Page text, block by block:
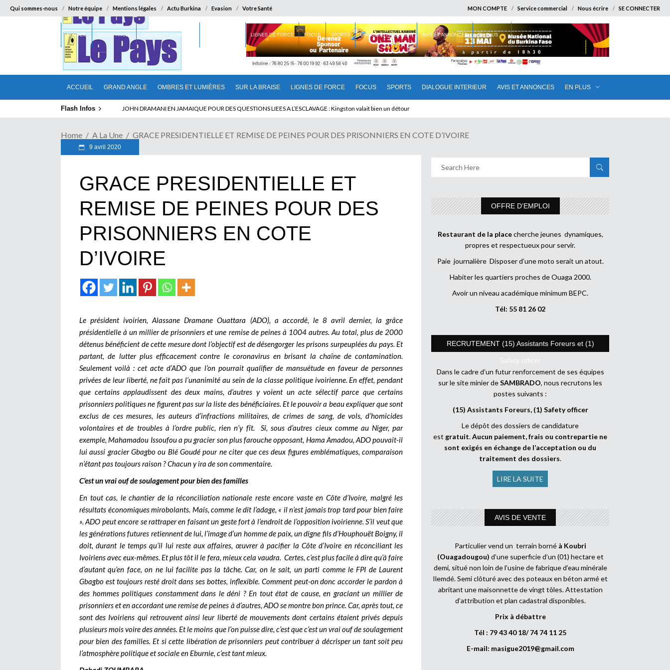
Qui sommes-nous Notre équipe Mentions légales Actu Burkina Evasion Votre Santé MON COMPTE Service commercial Nous écrire SE CONNECTER
ACCUEIL GRAND ANGLE OMBRES ET LUMIÈRES SUR LA BRAISE LIGNES DE FORCE FOCUS SPORTS DIALOGUE INTERIEUR AVIS ET ANNONCES EN PLUS
ACCUEIL GRAND ANGLE OMBRES ET LUMIÈRES LIGNES DE FORCE FOCUS SPORTS DIALOGUE INTERIEUR AVIS ET ANNONCES EN PLUS
Flash Infos ELECTION DE TALON A LA TETE DU SENAT BENINOIS : Quand Patrice quitte le pouvoir sans partir !
Home A La Une GRACE PRESIDENTIELLE ET REMISE DE PEINES POUR DES PRISONNIERS EN COTE D’IVOIRE
9 avril 2020
GRACE PRESIDENTIELLE ET
REMISE DE PEINES POUR DES
PRISONNIERS EN COTE
D’IVOIRE
Le président ivoirien, Alassane Dramane Ouattara (ADO), a accordé, le 8 avril dernier, la grâce
présidentielle à un millier de prisonniers et une remise de peines à 1004 autres. Au total, plus de 2000
détenus bénéficient de cette mesure dont l’objectif est de désengorger les prisons surpeuplées du pays. Et
partant, de lutter plus efficacement contre le coronavirus en brisant la chaîne de contamination.
Seulement voilà : cet acte d’ADO que l’on pourrait qualifier de mansuétude en faveur de personnes
privées de leur liberté, ne fait pas l’unanimité au sein de la classe politique ivoirienne. En effet, pendant
que certains applaudissent des deux mains, d’autres y voient un acte sélectif parce que certains
prisonniers politiques ne figurent pas sur la liste des bénéficiaires. Et le pouvoir a beau expliquer que sont
exclus de ces mesures, les auteurs d’infractions militaires, de crimes de sang, de vols, d’homicides
volontaires et de troubles à l’ordre public, rien n’y fît. Si, sous d’autres cieux comme au Niger, par
exemple, Mahamadou Issoufou a pu gracier son plus farouche opposant, Hama Amadou, ADO pouvait-il
lui aussi gracier Gbagbo ou Blé Goudé pour ne citer que ces deux figures emblématiques, comparaison
n’étant pas toujours raison ? Chacun y ira de son commentaire.
C’est un vrai ouf de soulagement pour bien des familles
En tout cas, le chantier de la réconciliation nationale reste encore vaste en Côte d’Ivoire, malgré les
résultats économiques mirobolants. Mais, comme le dit l’adage, « il n’est jamais trop tard pour bien faire
». ADO peut encore se rattraper en faisant un geste fort à l’endroit de l’opposition ivoirienne. S’il veut que
les générations futures retiennent de lui, l’image d’un homme de paix, un digne fils d’Houphouët Boigny, il
doit, durant le temps qu’il lui reste aux affaires, œuvrer à pacifier la Côte d’Ivoire en réconciliant les
Ivoiriens avec eux-mêmes. Et plus tôt il le fera, mieux cela vaudra. Certes, c’est plus facile à dire qu’à faire
d’autant qu’en face, on ne lui facilite pas la tâche. Car, on le sait, un parti comme le FPI de Laurent
Gbagbo est toujours resté droit dans ses bottes, inflexible. Comment peut-on donc accorder le pardon à
des hommes politiques constamment dans le déni ? En tout état de cause, en graciant un millier de
prisonniers et en accordant une remise de peines à d’autres, ADO se montre bon prince. Car, après tout, ce
sont des Ivoiriens qui retrouvent ainsi leur liberté de mouvements dont certains étaient privés depuis
plusieurs mois voire des années. Et le moins que l’on puisse dire, c’est que c’est un vrai ouf de soulagement
pour bien des familles. Et si cette libération de prisonniers peut contribuer à décrisper un tant soit peu
l’atmosphère politique et sociale en Eburnie, c’est tant mieux.
OFFRE D’EMPLOI
Restaurant de la placecherche jeunes dynamiques,
propres et respectueux pour servir.
Paie journalière Disposer d’une moto serait un atout.
Habiter les quartiers proches de Ouaga 2000.
Avoir un niveau académique minimum BEPC.
Tél: 55 81 26 02
RECRUTEMENT (15) Assistants Foreurs et (1)
Safety officer
Dans le cadre d’un futur renforcement de ses équipes
sur le site minier deSAMBRADO, nous recrutons les
postes suivants :
(15) Assistants Foreurs, (1) Safety officer
Le dépôt des dossiers de candidature
est gratuit.Aucun paiement, frais ou contrepartie ne
sont exigés en échange de l’acceptation ou du
traitement des dossiers.
LIRE LA SUITE
AVIS DE VENTE
Particulier vend un terrain borné à Koubri
(Ouagadougou) d’une superficie d’un (01) hectare et
demi, situé non loin de l’usine de fabrique d’eau minérale
Ilemdé. Semi clôturé avec des poteaux en béton armé et
abritant une maisonnette de vingt tôles. Attestation
d’attribution et plan cadastral disponibles.
Prix à débattre
Tél : 79 43 40 18/ 74 74 11 25
E-mail: masigue2019@gmail.com